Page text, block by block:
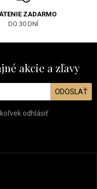
ZADARMO
DO 30 DNÍ
akcie a zľavy
ODOSLAŤ
odhlásiť